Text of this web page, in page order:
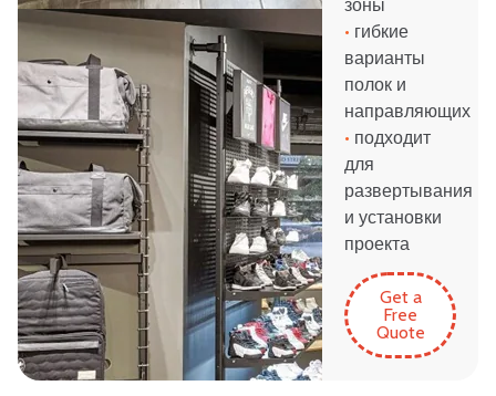
зоны
• гибкие
варианты
полок и
направляющих
• подходит
для
развертывания
и установки
проекта
Get a
Free
Quote